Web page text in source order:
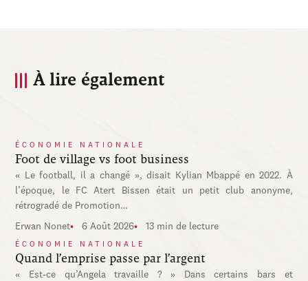
À lire également
ÉCONOMIE NATIONALE
Foot de village vs foot business
« Le football, il a changé », disait Kylian Mbappé en 2022. À
l’époque, le FC Atert Bissen était un petit club anonyme,
rétrogradé de Promotion…
Erwan Nonet 6 Août 2026 13 min de lecture
ÉCONOMIE NATIONALE
Quand l’emprise passe par l’argent
« Est-ce qu’Angela travaille ? » Dans certains bars et